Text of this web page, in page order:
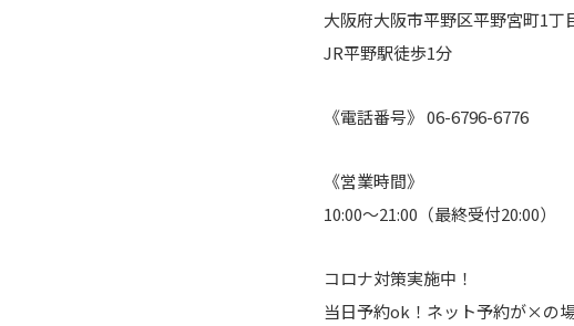
大阪府大阪市平野区平野宮町1丁
JR平野駅徒歩1分
《電話番号》 06-6796-6776
《営業時間》
10:00～21:00（最終受付20:00）
コロナ対策実施中！
当日予約ok！ネット予約が×の